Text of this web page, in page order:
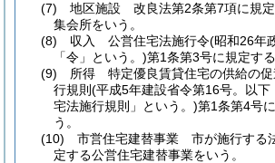
(7)
地区施設 改良法第2条第7項に規
集会所をいう。
(8)
収入 公営住宅法施行令(昭和26年
「令」という。)第1条第3号に規定す
(9)
所得 特定優良賃貸住宅の供給の促
行規則 (平成5年建設省令第16号。以下
宅法施行規則」という。)第1条第4号
う。
(10)
市営住宅建替事業 市が施行する
定する公営住宅建替事業をいう。